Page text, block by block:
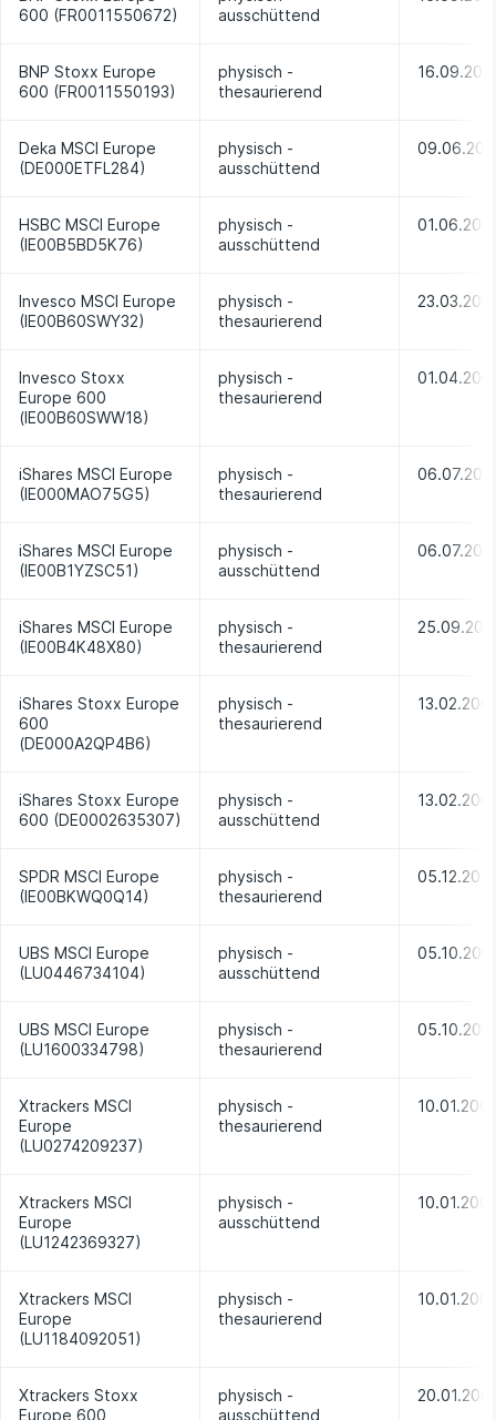
600 (FR0011550672)
ausschüttend
BNP Stoxx Europe
600 (FR0011550193)
physisch -
thesaurierend
Deka MSCI Europe
(DE000ETFL284)
physisch -
ausschüttend
HSBC MSCI Europe
(IE00B5BD5K76)
physisch -
ausschüttend
Invesco MSCI Europe
(IE00B60SWY32)
physisch -
thesaurierend
Invesco Stoxx
Europe 600
(IE00B60SWW18)
physisch -
thesaurierend
iShares MSCI Europe
(IE000MAO75G5)
physisch -
thesaurierend
iShares MSCI Europe
(IE00B1YZSC51)
physisch -
ausschüttend
iShares MSCI Europe
(IE00B4K48X80)
physisch -
thesaurierend
iShares Stoxx Europe
600
(DE000A2QP4B6)
physisch -
thesaurierend
iShares Stoxx Europe
600 (DE0002635307)
physisch -
ausschüttend
SPDR MSCI Europe
(IE00BKWQ0Q14)
physisch -
thesaurierend
UBS MSCI Europe
(LU0446734104)
physisch -
ausschüttend
UBS MSCI Europe
(LU1600334798)
physisch -
thesaurierend
Xtrackers MSCI
Europe
(LU0274209237)
physisch -
thesaurierend
Xtrackers MSCI
Europe
(LU1242369327)
physisch -
ausschüttend
Xtrackers MSCI
Europe
(LU1184092051)
physisch -
thesaurierend
Xtrackers Stoxx
Europe 600
physisch -
ausschüttend